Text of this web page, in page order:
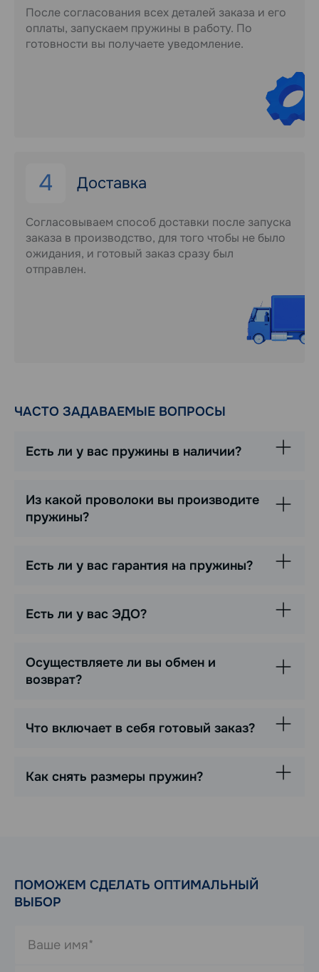
После согласования всех деталей заказа и его
оплаты, запускаем пружины в работу. По
готовности вы получаете уведомление.
4 Доставка
Согласовываем способ доставки после запуска
заказа в производство, для того чтобы не было
ожидания, и готовый заказ сразу был
отправлен.
ЧАСТО ЗАДАВАЕМЫЕ ВОПРОСЫ
Есть ли у вас пружины в наличии?
Из какой проволоки вы производите
пружины?
Есть ли у вас гарантия на пружины?
Есть ли у вас ЭДО?
Осуществляете ли вы обмен и
возврат?
Что включает в себя готовый заказ?
Как снять размеры пружин?
ПОМОЖЕМ СДЕЛАТЬ ОПТИМАЛЬНЫЙ
ВЫБОР